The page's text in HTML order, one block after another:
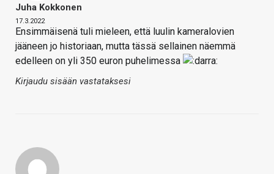
Juha Kokkonen
17.3.2022
Ensimmäisenä tuli mieleen, että luulin kameralovien
jääneen jo historiaan, mutta tässä sellainen näemmä
edelleen on yli 350 euron puhelimessa
Kirjaudu sisään vastataksesi